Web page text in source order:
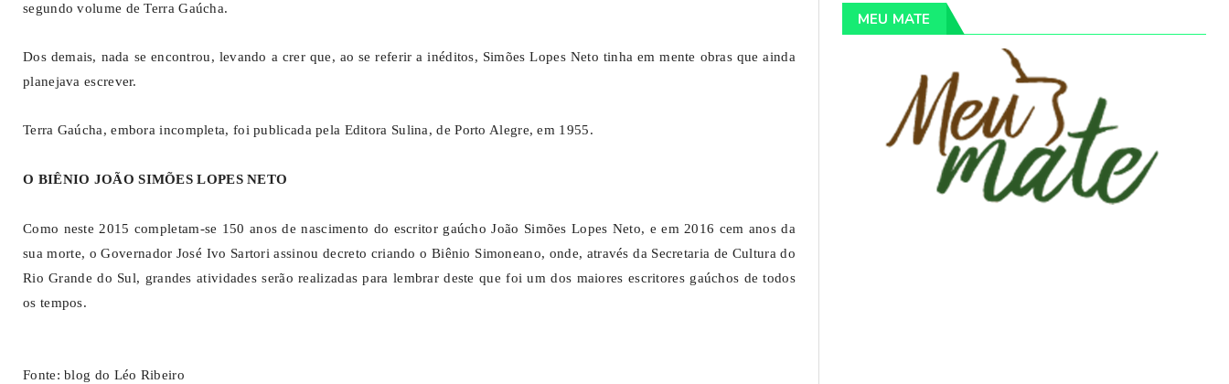
segundo volume de Terra Gaúcha.
Dos demais, nada se encontrou, levando a crer que, ao se referir a inéditos, Simões Lopes Neto tinha em mente obras que ainda
planejava escrever.
Terra Gaúcha, embora incompleta, foi publicada pela Editora Sulina, de Porto Alegre, em 1955.
O BIÊNIO JOÃO SIMÕES LOPES NETO
Como neste 2015 completam-se 150 anos de nascimento do escritor gaúcho João Simões Lopes Neto, e em 2016 cem anos da
sua morte, o Governador José Ivo Sartori assinou decreto criando o Biênio Simoneano, onde, através da Secretaria de Cultura do
Rio Grande do Sul, grandes atividades serão realizadas para lembrar deste que foi um dos maiores escritores gaúchos de todos
os tempos.
Fonte: blog do Léo Ribeiro
MEU MATE